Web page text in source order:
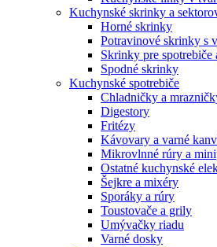
Kuchynské skrinky a
Horné skrinky
Potravinové skrinky s
Skrinky pre spotrebiče
Spodné skrinky
Kuchynské spotrebiče
Chladničky a
Digestory
Fritézy
Kávovary a varné
Mikrovlnné rúry a
Ostatné kuchynské
Šejkre a mixéry
Sporáky a rúry
Toustovače a grily
Umývačky riadu
Varné dosky